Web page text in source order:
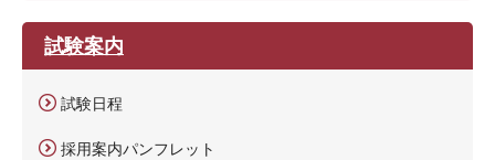
試験案内
試験日程
採用案内パンフレット